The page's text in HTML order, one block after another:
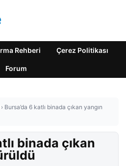
Rehberi Çerez Politikası
Forum
› Bursa’da 6 katlı binada çıkan yangın
binada çıkan